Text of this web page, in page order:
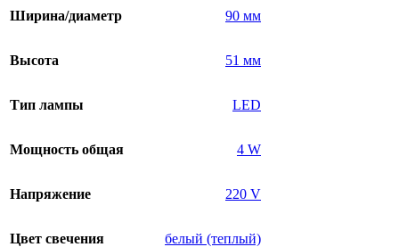
Ширина/диаметр 90 мм
Высота 51 мм
Тип лампы LED
Мощность общая 4 W
Напряжение 220 V
Цвет свечения белый (теплый)